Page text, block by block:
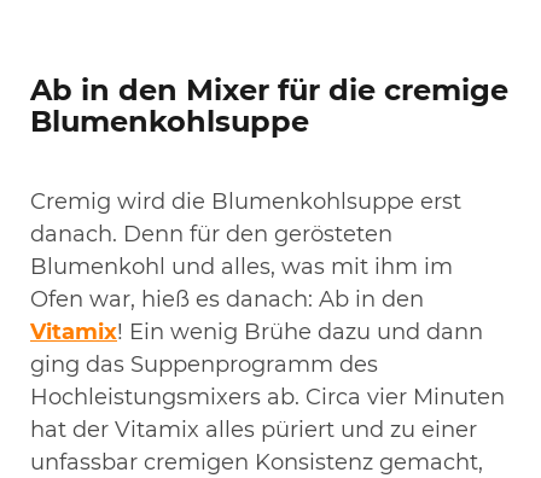
Ab in den Mixer für die cremige
Blumenkohlsuppe
Cremig wird die Blumenkohlsuppe erst
danach. Denn für den gerösteten
Blumenkohl und alles, was mit ihm im
Ofen war, hieß es danach: Ab in den
Vitamix! Ein wenig Brühe dazu und dann
ging das Suppenprogramm des
Hochleistungsmixers ab. Circa vier Minuten
hat der Vitamix alles püriert und zu einer
unfassbar cremigen Konsistenz gemacht,